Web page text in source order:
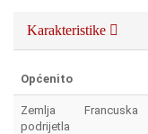
Karakteristike
Općenito
Zemlja
podrijetla
Francuska